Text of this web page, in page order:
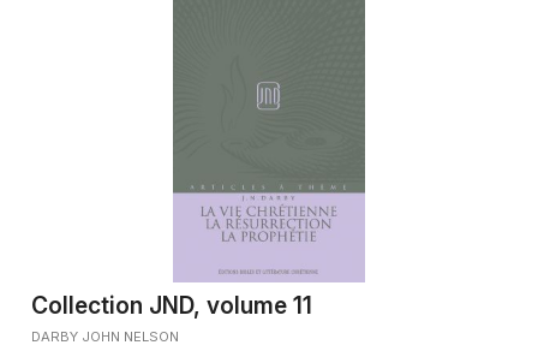
Collection JND, volume 11
DARBY JOHN NELSON